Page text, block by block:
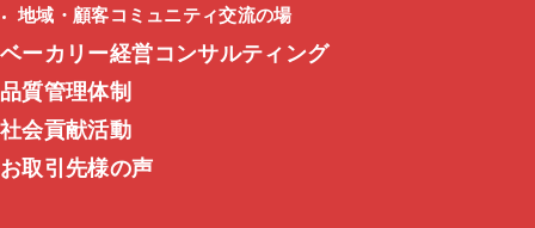
地域・顧客コミュニティ交流の場
ベーカリー経営コンサルティング
品質管理体制
社会貢献活動
お取引先様の声